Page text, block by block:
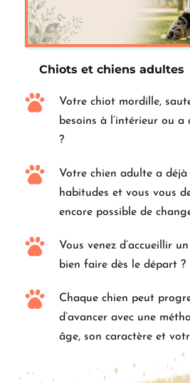
Chiots et chiens adultes
Votre chiot mordille,
besoins à l’intérieur ou a
?
Votre chien adulte a déjà
habitudes et vous vous
encore possible de
Vous venez d’accueillir
bien faire dès le départ ?
Chaque chien peut
d’avancer avec une
âge, son caractère et